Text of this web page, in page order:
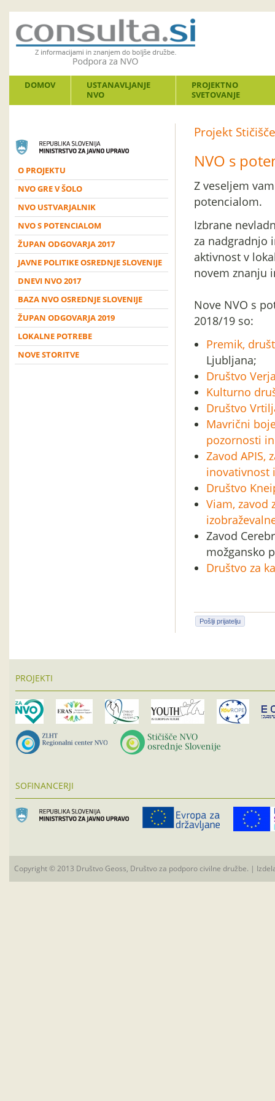
DOMOV
USTANAVLJANJE
NVO
PROJEKTNO
SVETOVANJE
O PROJEKTU
NVO GRE V ŠOLO
NVO USTVARJALNIK
NVO S POTENCIALOM
ŽUPAN ODGOVARJA 2017
JAVNE POLITIKE OSREDNJE SLOVENIJE
DNEVI NVO 2017
BAZA NVO OSREDNJE SLOVENIJE
ŽUPAN ODGOVARJA 2019
LOKALNE POTREBE
NOVE STORITVE
Projekt
NVO s
Z veseljem
potencialom.
Izbrane
za nadgradnjo
aktivnost v
novem znanju
Nove NVO s
2018/19 so:
Premik,
Ljubljana;
Društvo
Kulturno
Društvo
Mavrični
pozornosti
Zavod APIS,
inovativnost
Društvo
Viam, zavod
Zavod
možgansko
Društvo za
Pošlji prijatelju
PROJEKTI
SOFINANCERJI
Copyright © 2013 Društvo Geoss, Društvo za podporo civilne družbe. |